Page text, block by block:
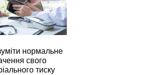
нормальне
свого
тиску